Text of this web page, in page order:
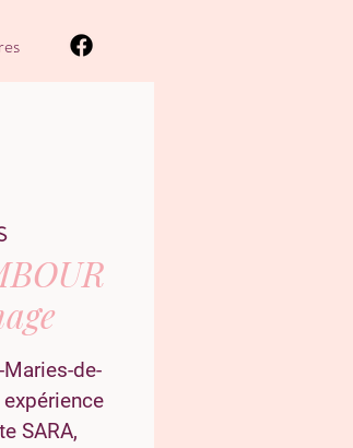
de-
SARA,